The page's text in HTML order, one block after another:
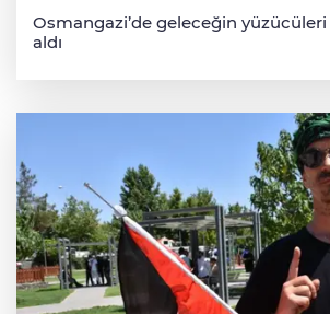
Osmangazi’de geleceğin yüzücüleri
aldı